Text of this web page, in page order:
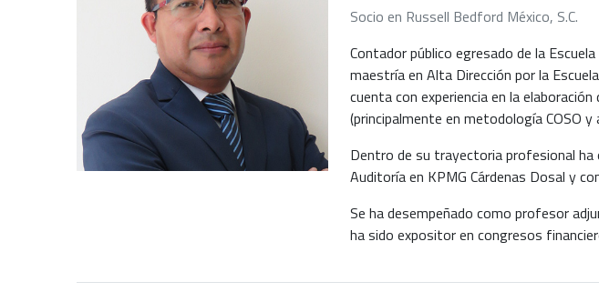
Socio en Russell Bedford México, S.C.
Contador público egresado de la
maestría en Alta Dirección por la
cuenta con experiencia en la
(principalmente en metodología COSO y
Dentro de su trayectoria profesional ha
Auditoría en KPMG Cárdenas Dosal y
Se ha desempeñado como profesor
ha sido expositor en congresos